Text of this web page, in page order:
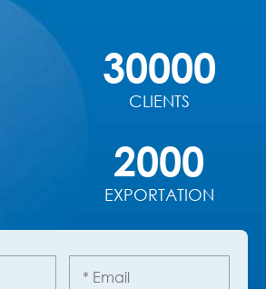
30000
CLIENTS
2000
EXPORTATION